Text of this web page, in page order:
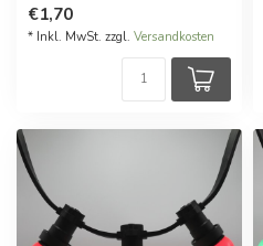
€1,70
* Inkl. MwSt. zzgl. Versandkosten